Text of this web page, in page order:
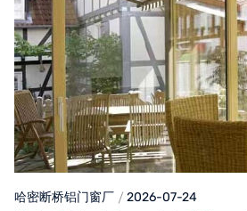
哈密断桥铝门窗厂 2026-07-24